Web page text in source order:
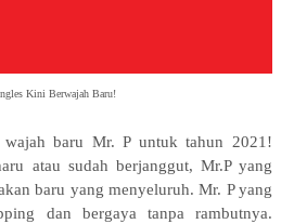
Kini Berwajah Baru!
wajah baru Mr. P untuk tahun 2021!
atau sudah berjanggut, Mr.P yang
baru yang menyeluruh. Mr. P yang
dan bergaya tanpa rambutnya.